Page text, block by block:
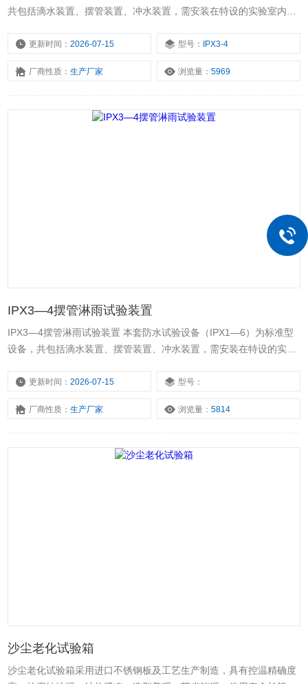
共包括滴水装置、摆管装置、冲水装置，需安装在特设的实验室内对
位。 更新时间：2026-07-15 型号： IPX3-4
厂商性质：生产厂家 浏览量：5969
IPX3—4摆管淋雨试验装置
IPX3—4摆管淋雨试验装置 本套防水试验设备（IPX1—6）为标准型
设备，共包括滴水装置、摆管装置、冲水装置，需安装在特设的实验
安装到位。
更新时间：2026-07-15 型号：
厂商性质：生产厂家 浏览量：5814
沙尘老化试验箱
沙尘老化试验箱采用进口不锈钢板及工艺生产制造，具有控温精确度